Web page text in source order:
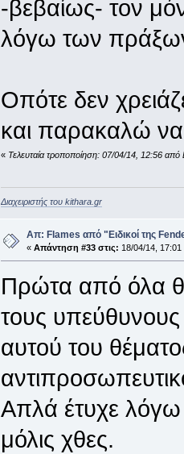
-βεβαίως- τον
λόγω των
Οπότε δεν
και παρακαλώ να
« Τελευταία τροποποίηση: 07/04/14, 12:56 από
Διαχειριστής του kithara.gr
Απ: Flames από "Ειδικοί της
« Απάντηση #33 στις: 18/04/14, 17:01
Πρώτα από όλα
τους
αυτού του
Απλά έτυχε
μόλις χθες.